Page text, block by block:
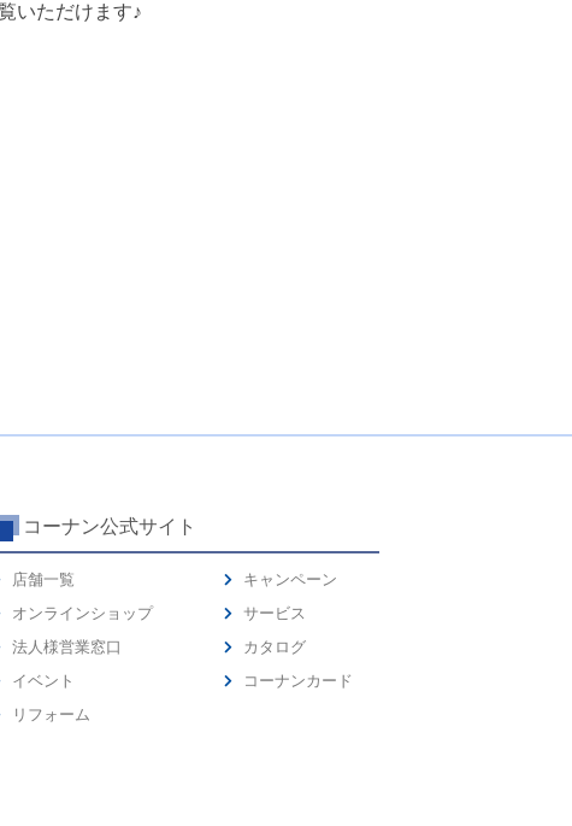
いただけます♪
コーナン公式サイト
店舗一覧
オンラインショップ
法人様営業窓口
イベント
リフォーム
キャンペーン
サービス
カタログ
コーナンカード